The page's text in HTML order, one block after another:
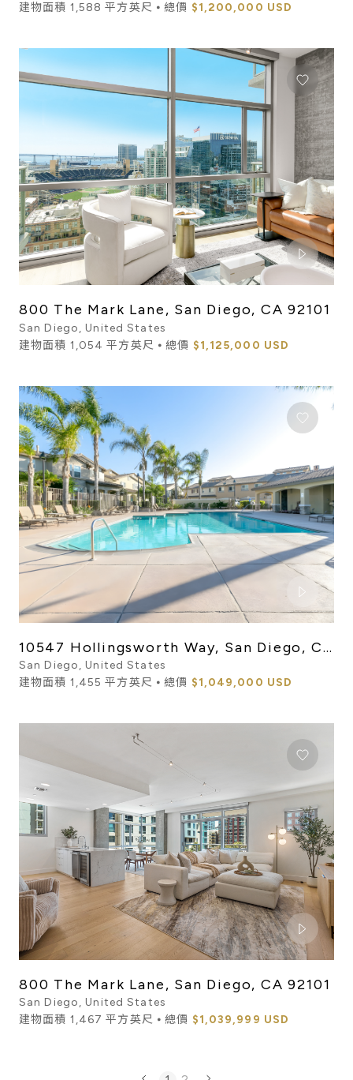
建物面積 1,588 平方英尺 ⦁ 總價 $1,200,000 USD
800 The Mark Lane, San Diego, CA 92101
San Diego, United States
建物面積 1,054 平方英尺 ⦁ 總價 $1,125,000 USD
10547 Hollingsworth Way, San Diego, CA
92127
San Diego, United States
建物面積 1,455 平方英尺 ⦁ 總價 $1,049,000 USD
800 The Mark Lane, San Diego, CA 92101
San Diego, United States
建物面積 1,467 平方英尺 ⦁ 總價 $1,039,999 USD